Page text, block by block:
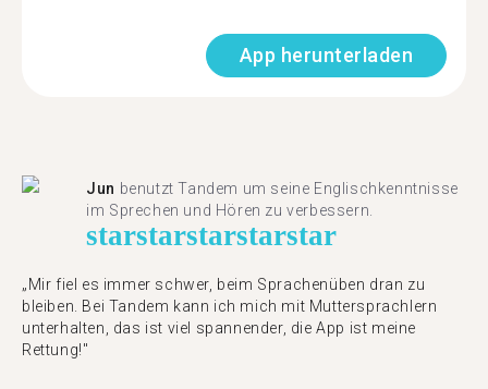
App herunterladen
Jun benutzt Tandem um seine Englischkenntnisse
im Sprechen und Hören zu verbessern.
starstarstarstarstar
„Mir fiel es immer schwer, beim Sprachenüben dran zu
bleiben. Bei Tandem kann ich mich mit Muttersprachlern
unterhalten, das ist viel spannender, die App ist meine
Rettung!"